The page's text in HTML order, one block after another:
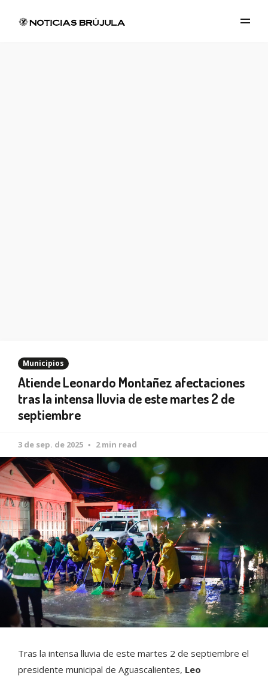
Municipios
Atiende Leonardo Montañez afectaciones
tras la intensa lluvia de este martes 2 de
septiembre
3 de sep. de 2025 2 min read
Tras la intensa lluvia de este martes 2 de septiembre el
presidente municipal de Aguascalientes, Leo